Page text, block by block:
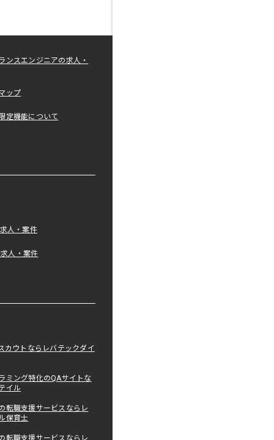
ンスエンジニアの求人・
ップ
定機能について
人・案件
人・案件
カウトならレバテックダイ
ミング特化のQAサイトな
イル
転職支援サービスならレ
保育士
転職支援サービスならレ